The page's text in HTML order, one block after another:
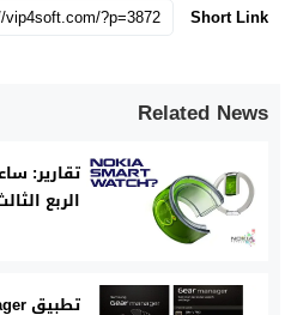
Short Link
Related News
تقارير:
الربع